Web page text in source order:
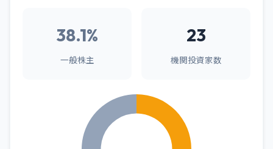
38.1%
一般株主
23
機関投資家数